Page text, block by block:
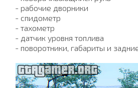
- рабочие дворники
- спидометр
- тахометр
- датчик уровня топлива
- поворотники, габариты и